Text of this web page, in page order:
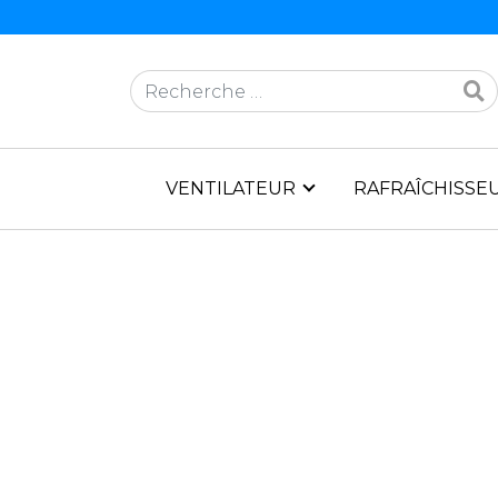
Rechercher
VENTILATEUR